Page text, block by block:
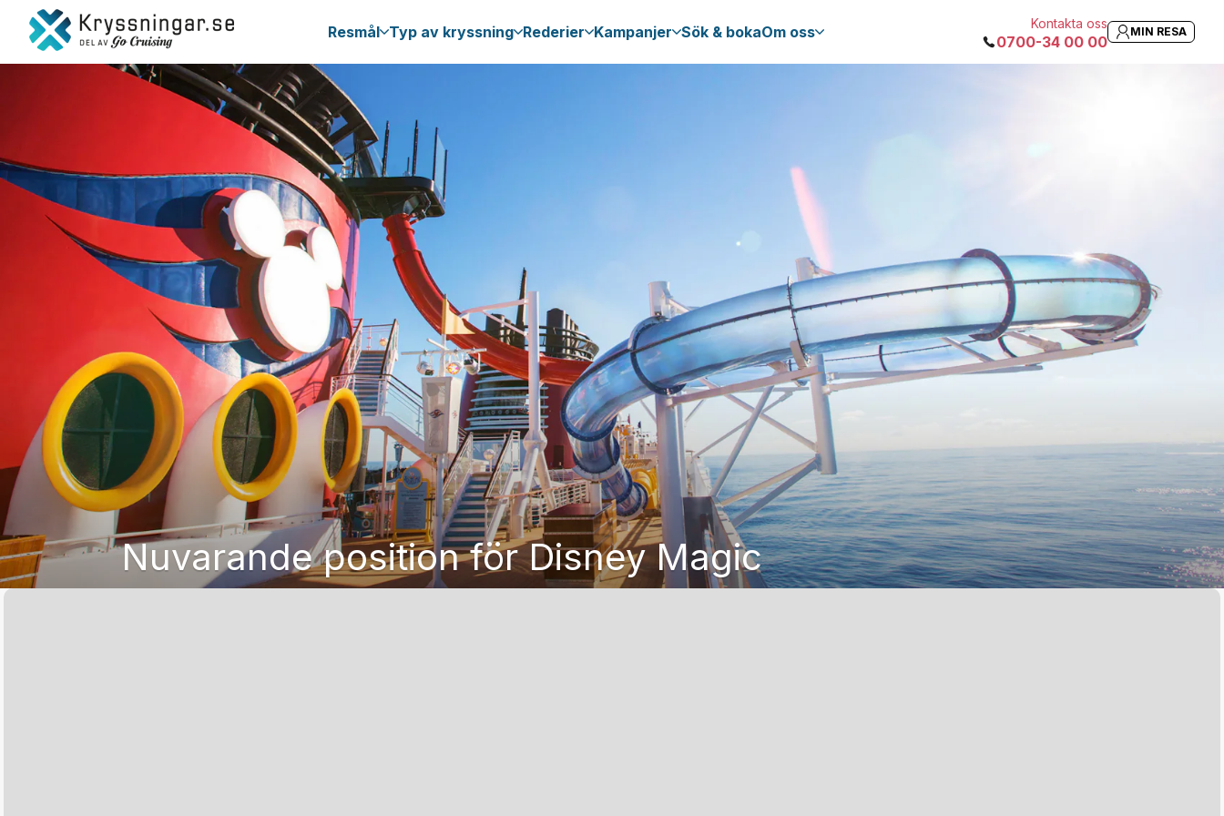
Resmål Typ av kryssning Rederier Kampanjer Sök & bokaOm oss Kontakta oss
0700-34 00 00
MIN RESA
Nuvarande position för Disney Magic